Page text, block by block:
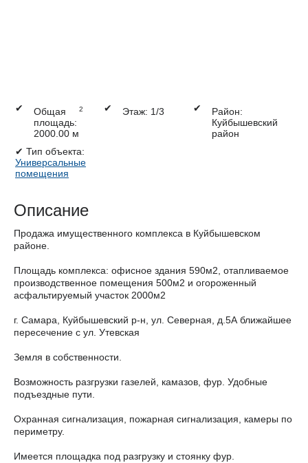
✔
Общая
площадь:
2000.00 м
2 ✔ Этаж: 1/3 ✔
Район:
Куйбышевский
район
✔ Тип объекта:
Универсальные
помещения
Описание
Продажа имущественного комплекса в Куйбышевском
районе.
Площадь комплекса: офисное здания 590м2, отапливаемое
производственное помещения 500м2 и огороженный
асфальтируемый участок 2000м2
г. Самара, Куйбышевский р-н, ул. Северная, д.5А ближайшее
пересечение с ул. Утевская
Земля в собственности.
Возможность разгрузки газелей, камазов, фур. Удобные
подъездные пути.
Охранная сигнализация, пожарная сигнализация, камеры по
периметру.
Имеется площадка под разгрузку и стоянку фур.